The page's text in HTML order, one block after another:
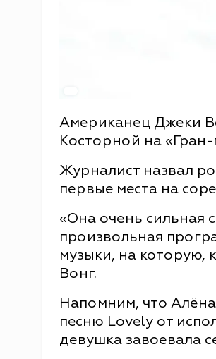
Американец Джеки
Косторной на
Журналист назвал
первые места на
«Она очень сильная
произвольная
музыки, на которую,
Вонг.
Напомним, что
песню Lovely от
девушка завоевала